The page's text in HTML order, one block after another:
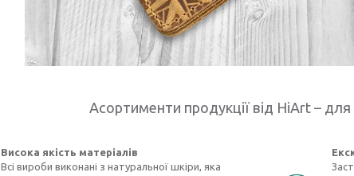
Асортименти продукції від HiArt – для
Висока якість матеріалів
Всі вироби виконані з натуральної шкіри, яка